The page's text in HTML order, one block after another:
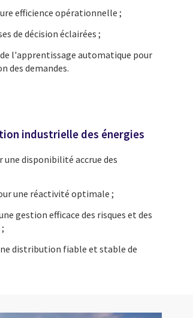
efficience opérationnelle ;
de décision éclairées ;
l'apprentissage automatique pour
des demandes.
industrielle des énergies
disponibilité accrue des
une réactivité optimale ;
gestion efficace des risques et des
distribution fiable et stable de